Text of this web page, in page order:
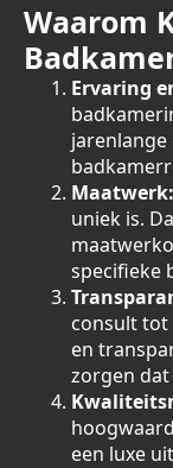
Waarom
Ervaring
jarenlange
Maatwerk:
uniek is.
specifieke
consult tot
en
zorgen
een luxe